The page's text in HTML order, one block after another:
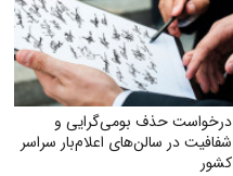
درخواست حذف بومی‌گرایی و
شفافیت در سالن‌های اعلام‌بار سراسر
کشور